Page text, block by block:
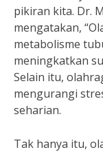
pikiran kita. Dr.
mengatakan,
metabolisme
meningkatkan
Selain itu,
mengurangi
seharian.
Tak hanya itu,